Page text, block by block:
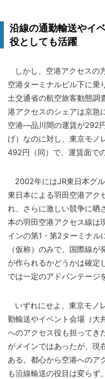
沿線の通勤輸送やイ
役としても活躍
しかし、空港アクセスの
空港ターミナルビル下に乗
土交通省の航空旅客動態調
港アクセスのシェアは京急
空港―品川間の運賃が292
げ）なのに対し、東京モ
492円（同）で、運賃面で
2002年にはJR東日本グ
東日本による羽田空港アク
れ、さらに激しい競争に晒
本の羽田空港アクセス線は
インの第1・第2ターミナル
（仮称）のみで、国際線
が作られるかどうかは確定
では一定のアドバンテージ
いずれにせよ、東京モノ
勤輸送やイベント会場（大
へのアクセス役も担ってき
がメインではあったが、現
ある。都心から空港へのア
も沿線輸送の役目は変らず